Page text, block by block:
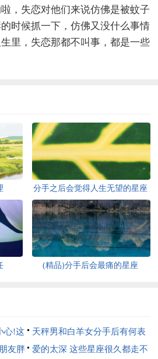
，失恋对他们来说仿佛是被蚊子
时候抓一下，仿佛又没什么事情
里，失恋那都不叫事，都是一些
分手之后会觉得人生无望的星座
(精品)分手后会最痛的星座
心!这
深情
天秤男和白羊女分手后有何表
现
友胖 爱的太深 这些星座很久都走不